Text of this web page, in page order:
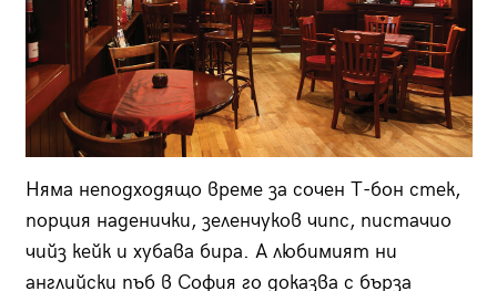
Няма неподходящо време за сочен Т-бон стек,
порция наденички, зеленчуков чипс, пистачио
чийз кейк и хубава бира. А любимият ни
английски пъб в София го доказва с бърза